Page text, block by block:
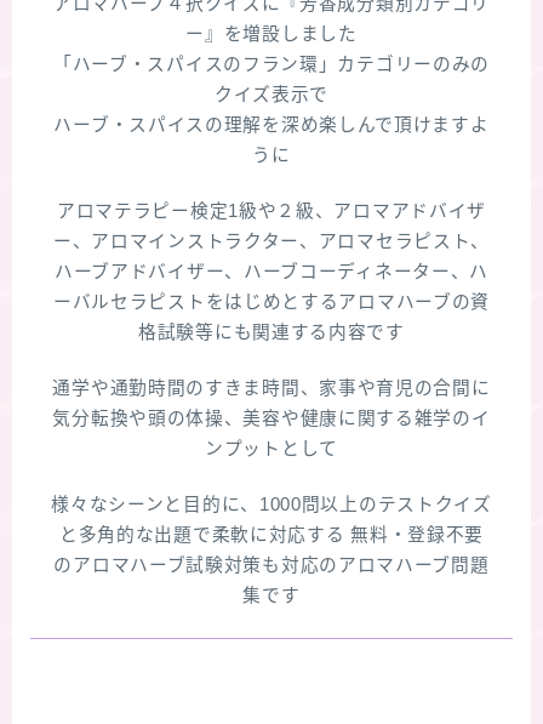
ー』を増設しました
「ハーブ・スパイスのフラン環」カテゴリーのみの
クイズ表示で
ハーブ・スパイスの理解を深め楽しんで頂けますよ
うに
アロマテラピー検定1級や２級、アロマアドバイザ
ー、アロマインストラクター、アロマセラピスト、
ハーブアドバイザー、ハーブコーディネーター、ハ
ーバルセラピストをはじめとするアロマハーブの資
格試験等にも関連する内容です
通学や通勤時間のすきま時間、家事や育児の合間に
気分転換や頭の体操、美容や健康に関する雑学のイ
ンプットとして
様々なシーンと目的に、1000問以上のテストクイズ
と多角的な出題で柔軟に対応する 無料・登録不要
のアロマハーブ試験対策も対応のアロマハーブ問題
集です